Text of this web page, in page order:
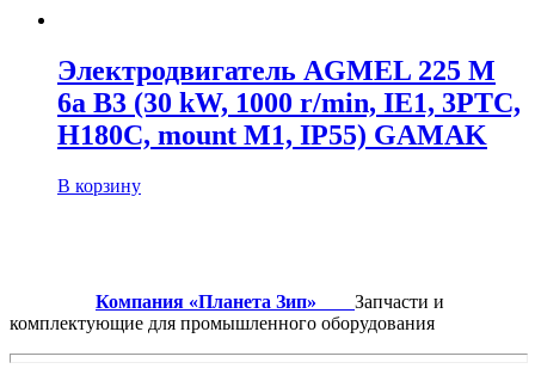
Электродвигатель AGMEL 225 M
6a B3 (30 kW, 1000 r/min, IE1, 3PTC,
H180C, mount M1, IP55) GAMAK
В корзину
Компания «Планета Зип» Запчасти и
комплектующие для промышленного оборудования